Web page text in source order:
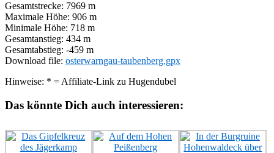
Gesamtstrecke: 7969 m
Maximale Höhe: 906 m
Minimale Höhe: 718 m
Gesamtanstieg: 434 m
Gesamtabstieg: -459 m
Download file: osterwarngau-taubenberg.gpx
Hinweise: * = Affiliate-Link zu Hugendubel
Das könnte Dich auch interessieren: